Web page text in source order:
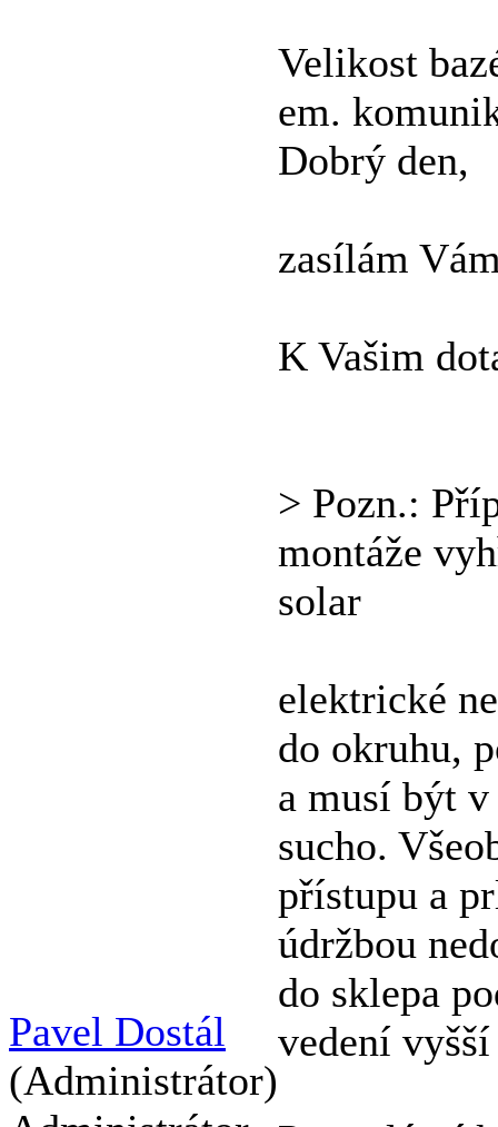
Pavel Dostál
(Administrátor)
Velikost
em.
Dobrý den,
zasílám
K Vašim
> Pozn.:
montáže
solar
elektrické
do okruhu,
a musí být
sucho.
přístupu a
údržbou
do sklepa
vedení